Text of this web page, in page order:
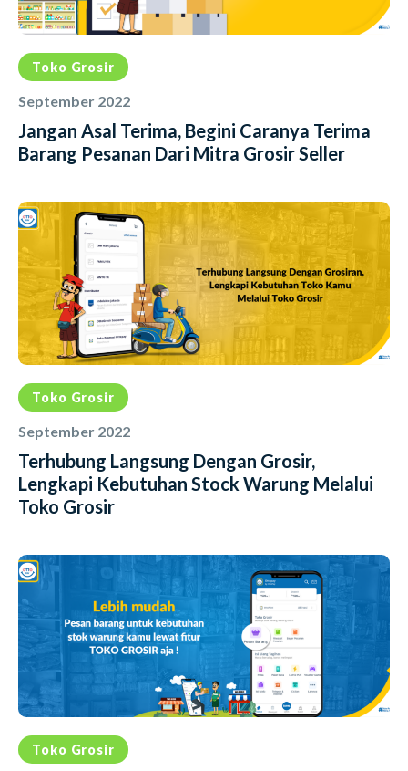
Toko Grosir
September 2022
Jangan Asal Terima, Begini Caranya Terima
Barang Pesanan Dari Mitra Grosir Seller
Toko Grosir
September 2022
Terhubung Langsung Dengan Grosir,
Lengkapi Kebutuhan Stock Warung Melalui
Toko Grosir
Toko Grosir